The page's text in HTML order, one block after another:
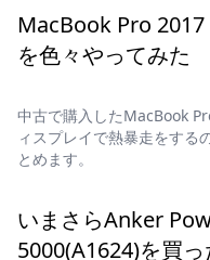
MacBook Pro
を色々やってみた
中古で購入したMacBook
ィスプレイで熱暴走をする
とめます。
いまさらAnker
5000(A1624)を買